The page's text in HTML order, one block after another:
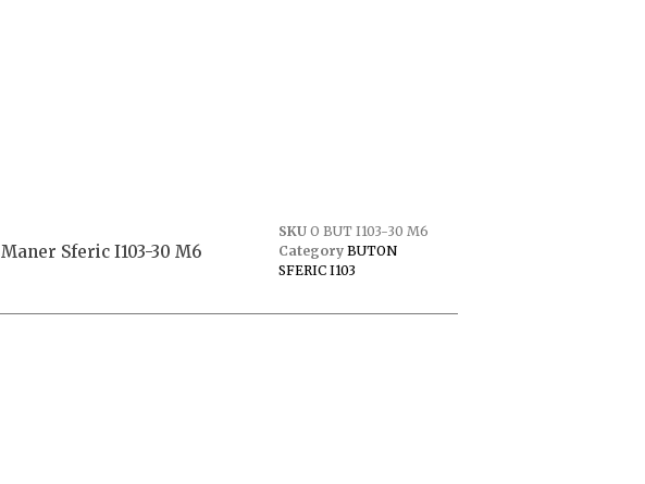
Maner Sferic I103-30 M6
SKU O BUT I103-30 M6
Category BUTON
SFERIC I103